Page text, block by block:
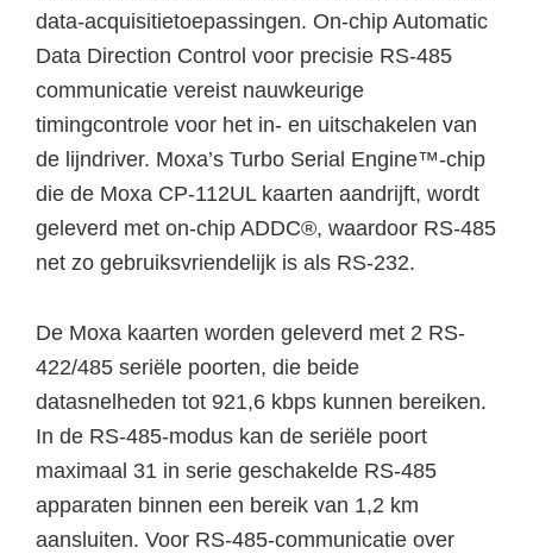
data-acquisitietoepassingen. On-chip Automatic
Data Direction Control voor precisie RS-485
communicatie vereist nauwkeurige
timingcontrole voor het in- en uitschakelen van
de lijndriver. Moxa’s Turbo Serial Engine™-chip
die de Moxa CP-112UL kaarten aandrijft, wordt
geleverd met on-chip ADDC®, waardoor RS-485
net zo gebruiksvriendelijk is als RS-232.
De Moxa kaarten worden geleverd met 2 RS-
422/485 seriële poorten, die beide
datasnelheden tot 921,6 kbps kunnen bereiken.
In de RS-485-modus kan de seriële poort
maximaal 31 in serie geschakelde RS-485
apparaten binnen een bereik van 1,2 km
aansluiten. Voor RS-485-communicatie over